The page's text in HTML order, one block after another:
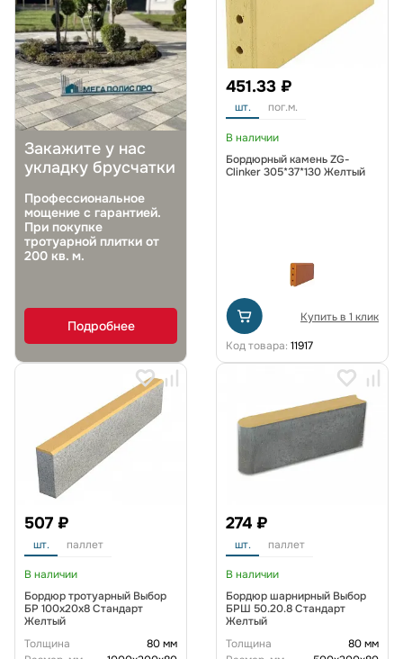
Закажите у нас
укладку брусчатки
Профессиональное
мощение с гарантией.
При покупке
тротуарной плитки от
200 кв. м.
Подробнее
451.33 ₽
шт. пог.м.
В наличии
Бордюрный камень ZG-
Clinker 305*37*130 Желтый
Купить в 1 клик
Код товара: 11917
507 ₽
шт. паллет
В наличии
Бордюр тротуарный Выбор
БР 100х20х8 Стандарт
Желтый
Толщина
80 мм
274 ₽
шт. паллет
В наличии
Бордюр шарнирный Выбор
БРШ 50.20.8 Стандарт
Желтый
Толщина
80 мм